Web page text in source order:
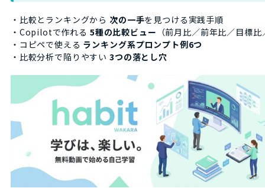
・比較とランキングから 次の一手を見つける実践手順
・Copilotで作れる 5種の比較ビュー （前月比／前年比／目標
・コピペで使える ランキング系プロンプト例6つ
・比較分析で陥りやすい3つの落とし穴